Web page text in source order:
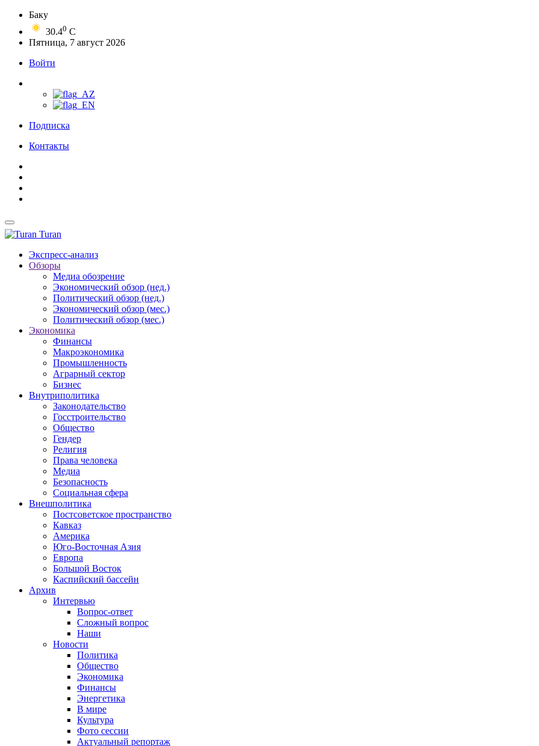
Баку
30.40 C
Пятница, 7 август 2026
Войти
Подписка
Контакты
Turan
Экспресс-анализ
Обзоры
Медиа обозрение
Экономический обзор (нед.)
Политический обзор (нед.)
Экономический обзор (мес.)
Политический обзор (мес.)
Экономика
Финансы
Макроэкономика
Промышленность
Аграрный сектор
Бизнес
Внутриполитика
Законодательство
Госстроительство
Общество
Гендер
Религия
Права человека
Медиа
Безопасность
Социальная сфера
Внешполитика
Постсоветское пространство
Кавказ
Америка
Юго-Восточная Азия
Европа
Большой Восток
Каспийский бассейн
Архив
Интервью
Вопрос-ответ
Сложный вопрос
Наши
Новости
Политика
Общество
Экономика
Финансы
Энергетика
В мире
Культура
Фото сессии
Актуальный репортаж